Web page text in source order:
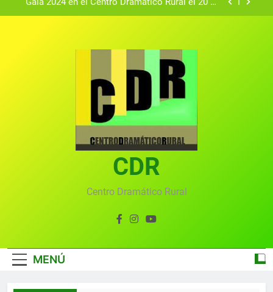
Gala 2024 en el Centro Dramático Rural el 20 de
convocado por el Centro Dramático Rural de Mira
(Cuenca)
Gala anual virtual del Centro Dramático Rural de
Gala del Centro Dramático Rural 2025
Gala 2024 en el Centro Dramático Rural el 20 de
Textos seleccionados en el VI Certamen
Francisco Nieva de piezas breves teatrales
convocado por el Centro Dramático Rural de Mira
Gala anual virtual del Centro Dramático Rural de
CDR
Centro Dramático Rural
MENÚ